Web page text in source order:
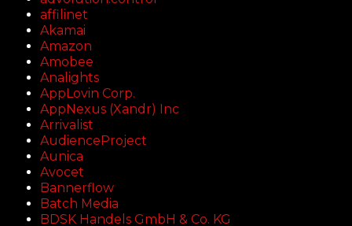
affilinet
Akamai
Amazon
Amobee
Analights
AppLovin Corp.
AppNexus (Xandr) Inc
Arrivalist
AudienceProject
Aunica
Avocet
Bannerflow
Batch Media
BDSK Handels GmbH & Co. KG